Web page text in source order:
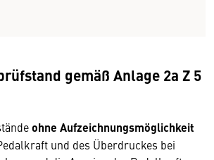
gemäß Anlage 2a Z 5
ohne Aufzeichnungsmöglichkeit
und des Überdruckes bei